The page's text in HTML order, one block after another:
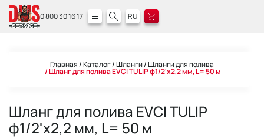
0 800 30 16 17 RU
Главная Каталог Шланги Шланги для полива
Шланг для полива EVCI TULIP ф1/2'x2,2 мм, L= 50 м
Шланг для полива EVCI TULIP
ф1/2'x2,2 мм, L= 50 м